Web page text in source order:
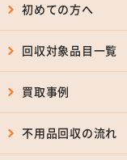
初めての方へ
回収対象品目一覧
買取事例
不用品回収の流れ